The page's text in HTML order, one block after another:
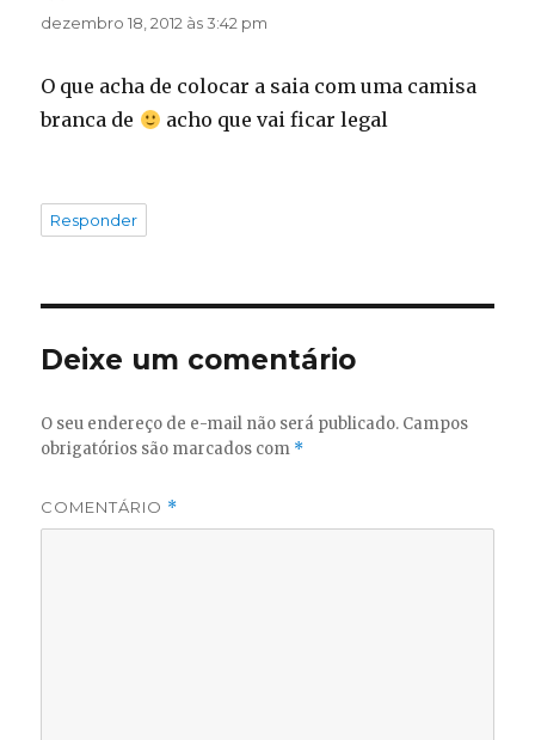
dezembro 18, 2012 às 3:42 pm
O que acha de colocar a saia com uma camisa
branca de
acho que vai ficar legal
Responder
Deixe um comentário
O seu endereço de e-mail não será publicado. Campos
obrigatórios são marcados com *
COMENTÁRIO *